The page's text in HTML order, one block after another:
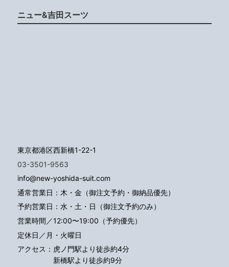
ニュー&吉田スーツ
東京都港区西新橋1-22-1
03-3501-9563
info@new-yoshida-suit.com
通常営業日：木・金（御注文予約・御納品優先）
予約営業日：水・土・日（御注文予約のみ）
営業時間／12:00〜19:00（予約優先）
定休日／月・火曜日
アクセス： 虎ノ門駅より徒歩約4分
新橋駅より徒歩約9分